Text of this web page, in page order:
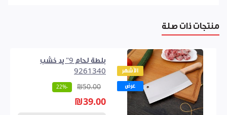
منتجات ذات صلة
الأشهر
عرض
بلطة لحام 9" يد خشب
9261340
₪50.00
-22%
₪39.00